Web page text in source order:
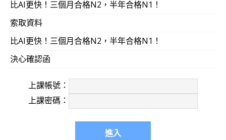
比AI更快！三個月合格N2，半年合格N1！
索取資料
比AI更快！三個月合格N2，半年合格N1！
決心確認函
上課帳號：
上課密碼：